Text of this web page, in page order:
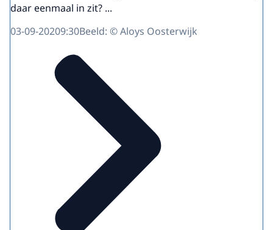
daar eenmaal in zit? ...
03-09-20209:30Beeld: © Aloys Oosterwijk